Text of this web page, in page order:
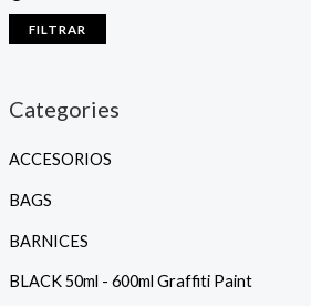
FILTRAR
Categories
ACCESORIOS
BAGS
BARNICES
BLACK 50ml - 600ml Graffiti Paint